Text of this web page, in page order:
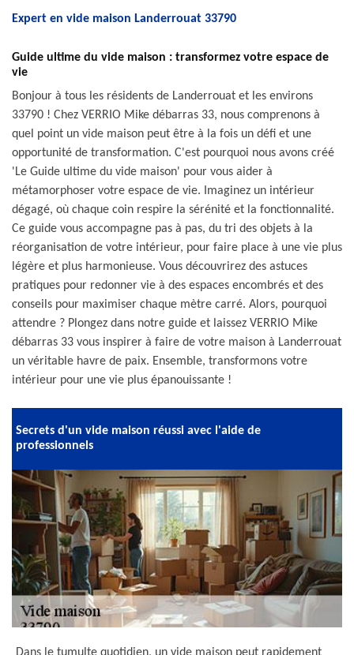
Expert en vide maison Landerrouat 33790
Guide ultime du vide maison : transformez votre espace de
vie
Bonjour à tous les résidents de Landerrouat et les environs
33790 ! Chez VERRIO Mike débarras 33, nous comprenons à
quel point un vide maison peut être à la fois un défi et une
opportunité de transformation. C'est pourquoi nous avons créé
'Le Guide ultime du vide maison' pour vous aider à
métamorphoser votre espace de vie. Imaginez un intérieur
dégagé, où chaque coin respire la sérénité et la fonctionnalité.
Ce guide vous accompagne pas à pas, du tri des objets à la
réorganisation de votre intérieur, pour faire place à une vie plus
légère et plus harmonieuse. Vous découvrirez des astuces
pratiques pour redonner vie à des espaces encombrés et des
conseils pour maximiser chaque mètre carré. Alors, pourquoi
attendre ? Plongez dans notre guide et laissez VERRIO Mike
débarras 33 vous inspirer à faire de votre maison à Landerrouat
un véritable havre de paix. Ensemble, transformons votre
intérieur pour une vie plus épanouissante !
Secrets d'un vide maison réussi avec l'aide de
professionnels